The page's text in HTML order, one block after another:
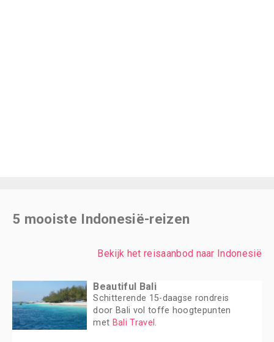
5 mooiste Indonesië-reizen
Bekijk het reisaanbod naar Indonesië
Beautiful Bali
Schitterende 15-daagse rondreis
door Bali vol toffe hoogtepunten
met Bali Travel.